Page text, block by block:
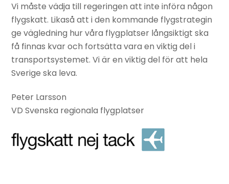
Vi måste vädja till regeringen att inte införa någon
flygskatt. Likaså att i den kommande flygstrategin
ge vägledning hur våra flygplatser långsiktigt ska
få finnas kvar och fortsätta vara en viktig del i
transportsystemet. Vi är en viktig del för att hela
Sverige ska leva.
Peter Larsson
VD Svenska regionala flygplatser